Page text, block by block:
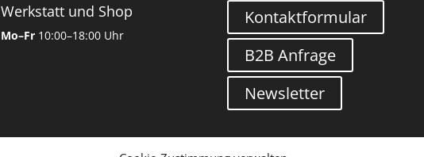
Werkstatt und Shop
Mo–Fr10:00–18:00 Uhr
Kontaktformular
B2B Anfrage
Newsletter